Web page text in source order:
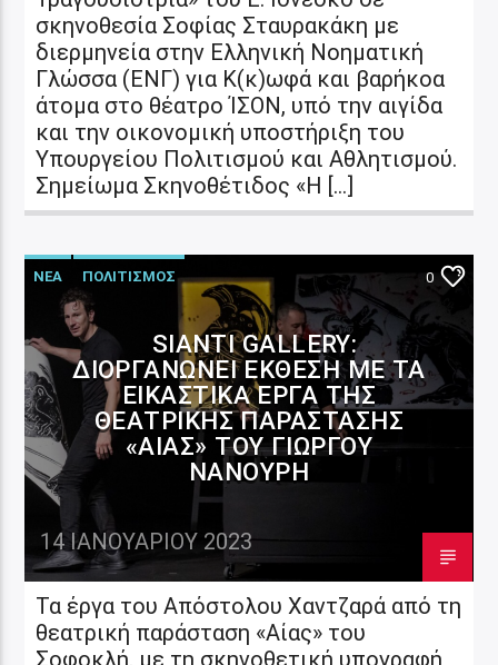
σκηνοθεσία Σοφίας Σταυρακάκη με
διερμηνεία στην Ελληνική Νοηματική
Γλώσσα (ΕΝΓ) για Κ(κ)ωφά και βαρήκοα
άτομα στο θέατρο ΊΣΟΝ, υπό την αιγίδα
και την οικονομική υποστήριξη του
Υπουργείου Πολιτισμού και Αθλητισμού.
Σημείωμα Σκηνοθέτιδος «Η […]
ΝΕΑ ΠΟΛΙΤΙΣΜΟΣ 0
SIANTI GALLERY:
ΔΙΟΡΓΑΝΏΝΕΙ ΈΚΘΕΣΗ ΜΕ ΤΑ
ΕΙΚΑΣΤΙΚΆ ΈΡΓΑ ΤΗΣ
ΘΕΑΤΡΙΚΉΣ ΠΑΡΆΣΤΑΣΗΣ
«ΑΊΑΣ» ΤΟΥ ΓΙΏΡΓΟΥ
ΝΑΝΟΎΡΗ
14 ΙΑΝΟΥΑΡΊΟΥ 2023
Τα έργα του Απόστολου Χαντζαρά από τη
θεατρική παράσταση «Αίας» του
Σοφοκλή, με τη σκηνοθετική υπογραφή